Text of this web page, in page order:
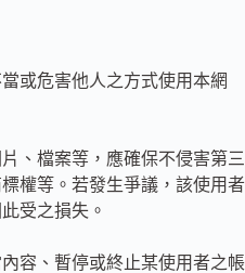
或危害他人之方式使用本網
、檔案等，應確保不侵害第三
權等。若發生爭議，該使用者
受之損失。
容、暫停或終止某使用者之帳